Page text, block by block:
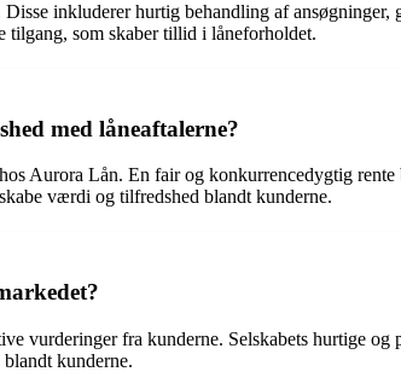
inkluderer hurtig behandling af
tilgang, som skaber tillid i låneforholdet.
med låneaftalerne?
Aurora Lån. En fair og konkurrencedygtig
værdi og tilfredshed blandt kunderne.
vurderinger fra kunderne. Selskabets hurtige
kunderne.